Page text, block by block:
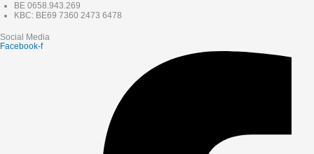
BE 0658.943.269
KBC: BE69 7360 2473 6478
Social Media
Facebook-f